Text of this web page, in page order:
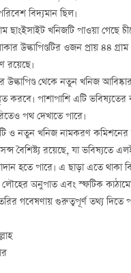
বিদ্যমান ছিল।
ছাংইসাইট খনিজটি পাওয়া গেছে
উল্কাপিণ্ডটির ওজন প্রায় ৪৪
রয়েছে।
উল্কাপিণ্ড থেকে নতুন খনিজ
করবে। পাশাপাশি এটি ভবিষ্যতের
পথ দেখাতে পারে।
ও নতুন খনিজ নামকরণ
বৈশিষ্ট্য রয়েছে, যা ভবিষ্যতে
হতে পারে। এ ছাড়া এতে থাকা
লৌহের অনুপাত এবং স্ফটিক
গবেষণায় গুরুত্বপূর্ণ তথ্য দিতে